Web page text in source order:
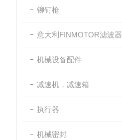
铆钉枪
意大利FINMOTOR滤波器
机械设备配件
减速机，减速箱
执行器
机械密封